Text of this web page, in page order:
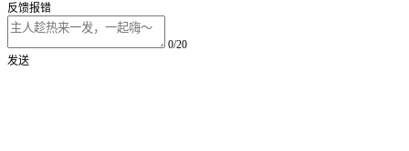
反馈报错
0/20
发送